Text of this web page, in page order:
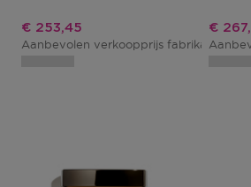
Kortingsprijs
€ 253,45
Aanbevolen verkoopprijs fabrikant€
€